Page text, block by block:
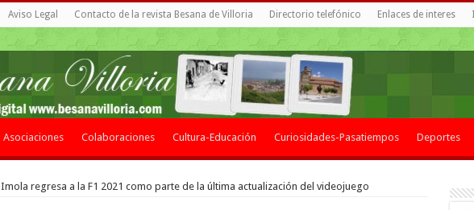
Aviso Legal Contacto de la revista Besana de Villoria Directorio telefónico Enlaces de interes
Asociaciones Colaboraciones Cultura-Educación Curiosidades-Pasatiempos Deportes
Imola regresa a la F1 2021 como parte de la última actualización del videojuego